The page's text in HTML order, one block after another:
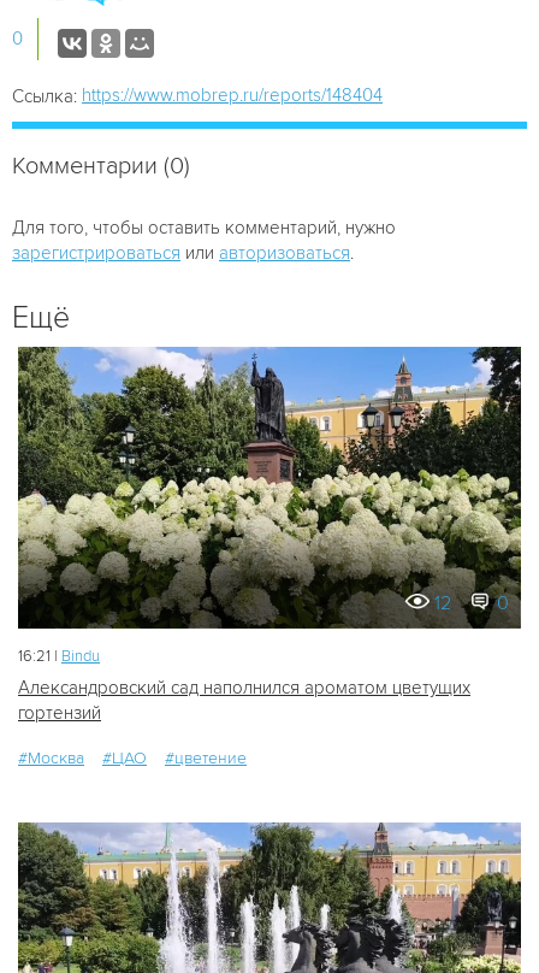
0
Ссылка: https://www.mobrep.ru/reports/148404
Комментарии (0)
Для того, чтобы оставить комментарий, нужно
зарегистрироваться или авторизоваться
Ещё
12 0
16:21 | Bindu
Александровский сад наполнился ароматом цветущих
гортензий
#Москва #ЦАО #цветение